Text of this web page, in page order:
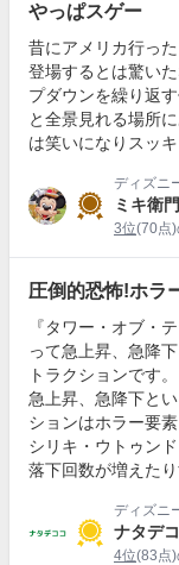
やっぱスゲー
昔にアメリカ行っ
登場するとは驚い
プダウンを繰り返
と全景見れる場所
は笑いになりスッ
ディズニ
ミキ衛門
3位(70点)
圧倒的恐怖!ホラ
『タワー・オブ・
って急上昇、急降
トラクションです。
急上昇、急降下と
ションはホラー要
シリキ・ウトゥン
落下回数が増えた
ディズニ
ナタデ
4位(83点)